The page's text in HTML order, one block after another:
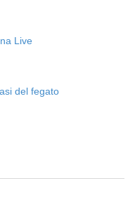
Live
del fegato